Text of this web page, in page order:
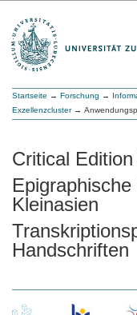
Startseite → Forschung →
Exzellenzcluster→
Critical
Kleinasien
Handschriften